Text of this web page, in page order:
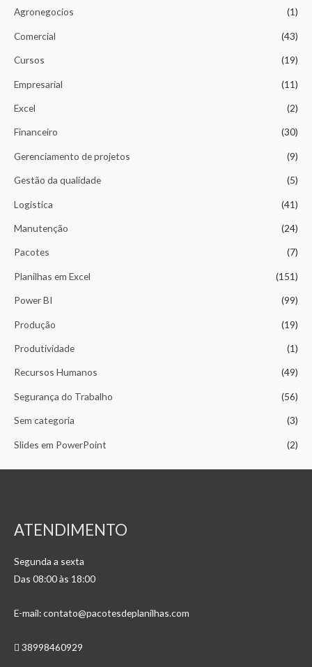
r
o
u
t
s
Agronegocios (1)
Comercial (43)
Cursos (19)
Empresarial (11)
Excel (2)
Financeiro (30)
Gerenciamento de projetos (9)
Gestão da qualidade (5)
Logistica (41)
Manutenção (24)
Pacotes (7)
Planilhas em Excel (151)
Power BI (99)
Produção (19)
Produtividade (1)
Recursos Humanos (49)
Segurança do Trabalho (56)
Sem categoria (3)
Slides em PowerPoint (2)
ATENDIMENTO
Segunda a sexta
Das 08:00 às 18:00
E-mail: contato@pacotesdeplanilhas.com
38998460929